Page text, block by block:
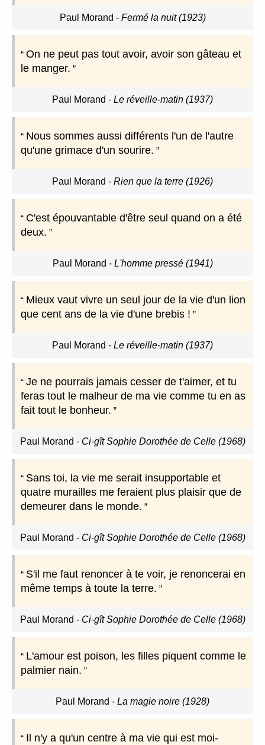
Paul Morand - Fermé la nuit (1923)
On ne peut pas tout avoir, avoir son gâteau et
le manger.
Paul Morand - Le réveille-matin (1937)
Nous sommes aussi différents l'un de l'autre
qu'une grimace d'un sourire.
Paul Morand - Rien que la terre (1926)
C'est épouvantable d'être seul quand on a été
deux.
Paul Morand - L'homme pressé (1941)
Mieux vaut vivre un seul jour de la vie d'un lion
que cent ans de la vie d'une brebis !
Paul Morand - Le réveille-matin (1937)
Je ne pourrais jamais cesser de t'aimer, et tu
feras tout le malheur de ma vie comme tu en as
fait tout le bonheur.
Paul Morand - Ci-gît Sophie Dorothée de Celle (1968)
Sans toi, la vie me serait insupportable et
quatre murailles me feraient plus plaisir que de
demeurer dans le monde.
Paul Morand - Ci-gît Sophie Dorothée de Celle (1968)
S'il me faut renoncer à te voir, je renoncerai en
même temps à toute la terre.
Paul Morand - Ci-gît Sophie Dorothée de Celle (1968)
L'amour est poison, les filles piquent comme le
palmier nain.
Paul Morand - La magie noire (1928)
Il n'y a qu'un centre à ma vie qui est moi-